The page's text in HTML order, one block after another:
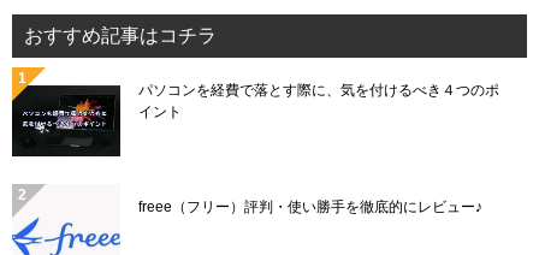
おすすめ記事はコチラ
パソコンを経費で落とす際に、気を付けるべき４つのポ
イント
freee（フリー）評判・使い勝手を徹底的にレビュー♪